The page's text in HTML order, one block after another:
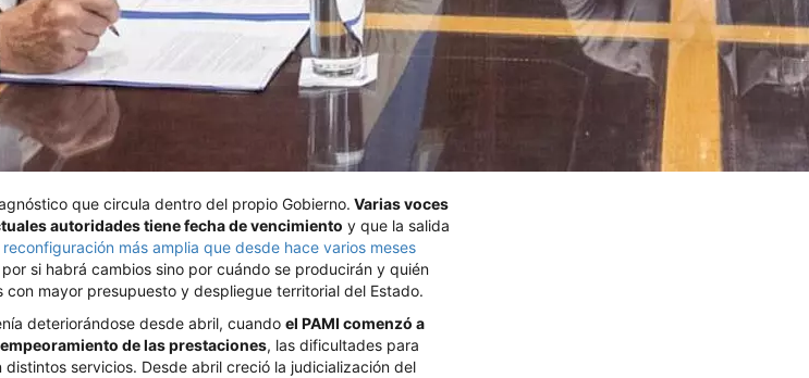
que circula dentro del propio Gobierno. Varias voces
autoridades tiene fecha de vencimiento y que la salida
reconfiguración más amplia que desde hace varios meses
si habrá cambios sino por cuándo se producirán y quién
mayor presupuesto y despliegue territorial del Estado.
deteriorándose desde abril, cuando el PAMI comenzó a
de las prestaciones, las dificultades para
servicios. Desde abril creció la judicialización del